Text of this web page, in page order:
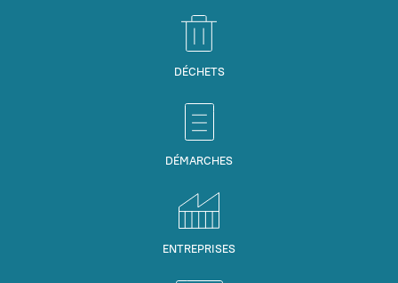
DÉCHETS
DÉMARCHES
ENTREPRISES